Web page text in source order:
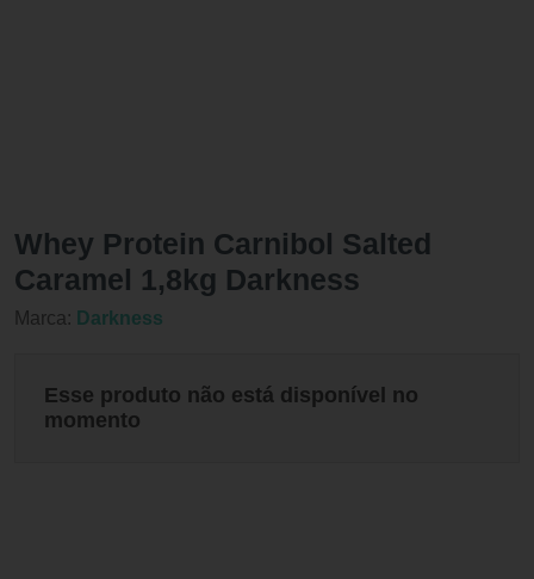
Whey Protein Carnibol Salted
Caramel 1,8kg Darkness
Marca: Darkness
Esse produto não está disponível no
momento